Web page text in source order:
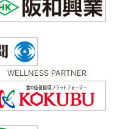
WELLNESS PARTNER